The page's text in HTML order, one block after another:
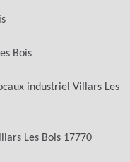
Bois
industriel Villars Les
Les Bois 17770